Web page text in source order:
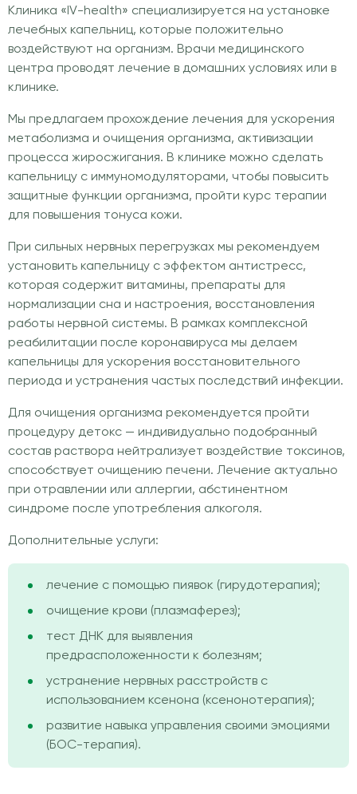
Клиника «IV-health» специализируется на установке
лечебных капельниц, которые положительно
воздействуют на организм. Врачи медицинского
центра проводят лечение в домашних условиях или в
клинике.
Мы предлагаем прохождение лечения для ускорения
метаболизма и очищения организма, активизации
процесса жиросжигания. В клинике можно сделать
капельницу с иммуномодуляторами, чтобы повысить
защитные функции организма, пройти курс терапии
для повышения тонуса кожи.
При сильных нервных перегрузках мы рекомендуем
установить капельницу с эффектом антистресс,
которая содержит витамины, препараты для
нормализации сна и настроения, восстановления
работы нервной системы. В рамках комплексной
реабилитации после коронавируса мы делаем
капельницы для ускорения восстановительного
периода и устранения частых последствий инфекции.
Для очищения организма рекомендуется пройти
процедуру детокс — индивидуально подобранный
состав раствора нейтрализует воздействие токсинов,
способствует очищению печени. Лечение актуально
при отравлении или аллергии, абстинентном
синдроме после употребления алкоголя.
Дополнительные услуги:
лечение с помощью пиявок (гирудотерапия);
очищение крови (плазмаферез);
тест ДНК для выявления
предрасположенности к болезням;
устранение нервных расстройств с
использованием ксенона (ксенонотерапия);
развитие навыка управления своими эмоциями
(БОС-терапия).